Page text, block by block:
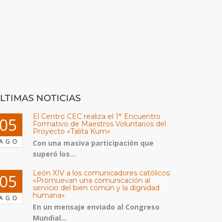
NOTICIAS
El Centro CEC realiza el 1° Encuentro
Formativo de Maestros Voluntarios del
Proyecto «Talita Kum»
Con una masiva participación que
superó los...
León XIV a los comunicadores católicos:
«Promuevan una comunicación al
servicio del bien común y la dignidad
humana»
En un mensaje enviado al Congreso
Mundial...